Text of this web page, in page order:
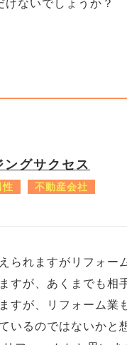
ないでしょうか？
グサクセス
性 不動産会社
られますがリフォー
すが、あくまでも相
すが、リフォーム業
いるのではないかと